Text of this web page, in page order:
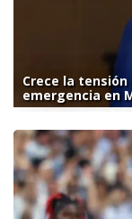
Crece la tensión
emergencia en